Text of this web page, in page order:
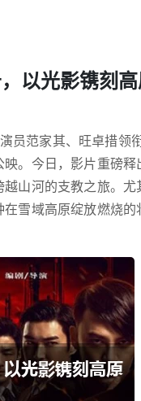
以光影镌刻
员范家其、旺卓措领
。今日，影片重磅
山河的支教之旅。
雪域高原绽放燃烧